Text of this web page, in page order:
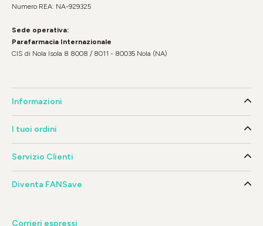
Numero REA: NA-929325
Sede operativa:
Parafarmacia Internazionale
CIS di Nola Isola 8 8008 / 8011 - 80035 Nola (NA)
Informazioni
I tuoi ordini
Servizio Clienti
Diventa FANSave
Corrieri espressi